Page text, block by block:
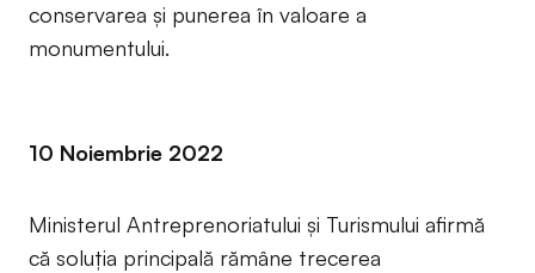
conservarea și punerea în valoare a
monumentului.
10 Noiembrie 2022
Ministerul Antreprenoriatului și Turismului afirmă
că soluția principală rămâne trecerea